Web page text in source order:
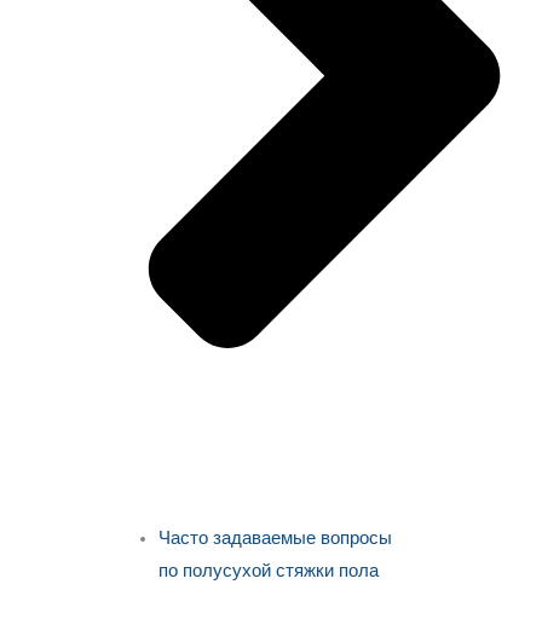
Часто задаваемые вопросы
по полусухой стяжки пола